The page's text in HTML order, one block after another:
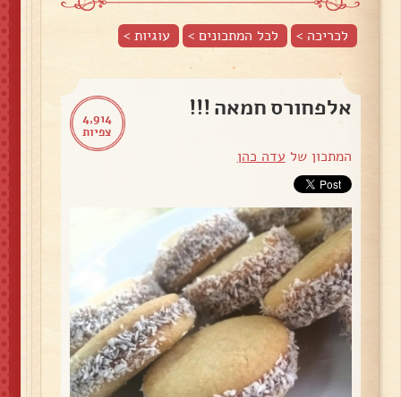
לכריכה > לכל המתכונים > עוגיות>
4,914
צפיות
אלפחורס חמאה !!!
המתכון שלעדה כהן